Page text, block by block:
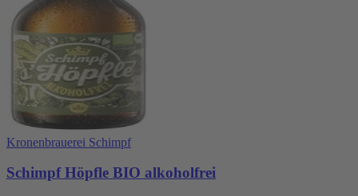
Kronenbrauerei Schimpf
Schimpf Höpfle BIO alkoholfrei